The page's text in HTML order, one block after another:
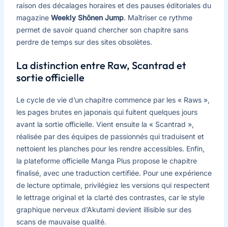
raison des décalages horaires et des pauses éditoriales du
magazine Weekly Shōnen Jump. Maîtriser ce rythme
permet de savoir quand chercher son chapitre sans
perdre de temps sur des sites obsolètes.
La distinction entre Raw, Scantrad et
sortie officielle
Le cycle de vie d’un chapitre commence par les « Raws »,
les pages brutes en japonais qui fuitent quelques jours
avant la sortie officielle. Vient ensuite la « Scantrad »,
réalisée par des équipes de passionnés qui traduisent et
nettoient les planches pour les rendre accessibles. Enfin,
la plateforme officielle Manga Plus propose le chapitre
finalisé, avec une traduction certifiée. Pour une expérience
de lecture optimale, privilégiez les versions qui respectent
le lettrage original et la clarté des contrastes, car le style
graphique nerveux d’Akutami devient illisible sur des
scans de mauvaise qualité.